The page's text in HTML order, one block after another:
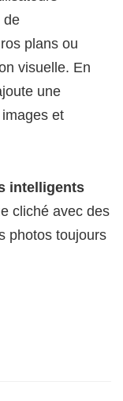
de
plans ou
visuelle. En
une
et
intelligents
cliché avec des
photos toujours